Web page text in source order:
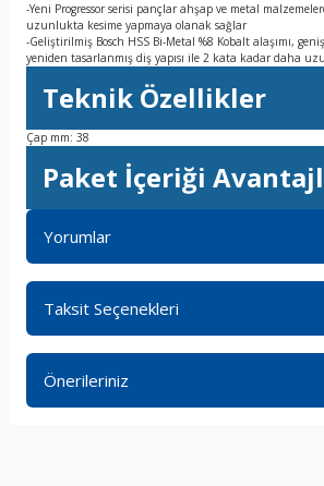
-Yeni Progressor serisi pançlar ahşap ve metal
uzunlukta kesime yapmaya olanak sağlar
-Geliştirilmiş Bosch HSS Bi-Metal %8 Kobalt alaşımı,
yeniden tasarlanmış diş yapısı ile 2 kata kadar daha
Teknik Özellikler
Çap mm: 38
Paket İçeriği
Yorumlar
Taksit Seçenekleri
Önerileriniz